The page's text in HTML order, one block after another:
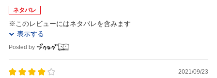
ネタバレ
※このレビューにはネタバレを含みます
表示する
Posted by
2021/09/23